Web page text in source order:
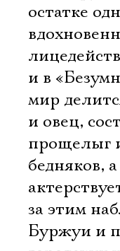
остатке
и в
мир
и овец,
прощелыг
бедняков,
за этим
Буржуи и